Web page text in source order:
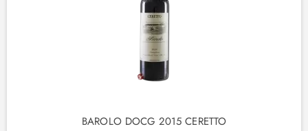
BAROLO DOCG 2015 CERETTO